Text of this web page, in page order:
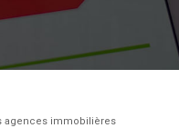
agences immobilières